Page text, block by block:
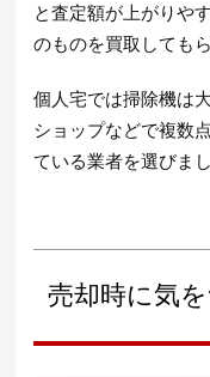
と査定額が上がりや
のものを買取しても
個人宅では掃除機は
ショップなどで複数
ている業者を選びまし
売却時に気